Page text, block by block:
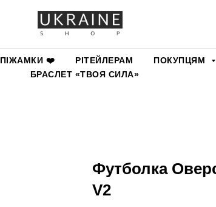
ПІЖАМКИ ❤️ РІТЕЙЛЕРАМ
ПОКУПЦЯМ
БРАСЛЕТ «ТВОЯ СИЛА»
Футболка
V2